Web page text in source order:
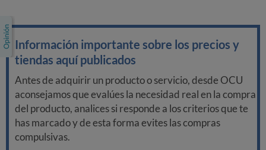
Información importante sobre los precios y
tiendas aquí publicados
Antes de adquirir un producto o servicio, desde OCU
aconsejamos que evalúes la necesidad real en la compra
del producto, analices si responde a los criterios que te
has marcado y de esta forma evites las compras
compulsivas.